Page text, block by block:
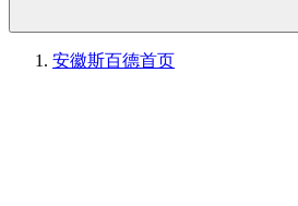
安徽斯百德首页